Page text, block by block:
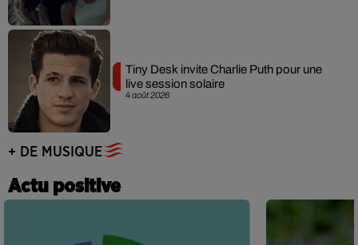
4 août 2026
Tiny Desk invite Charlie Puth pour une
live session solaire
+ DE MUSIQUE
Actu positive